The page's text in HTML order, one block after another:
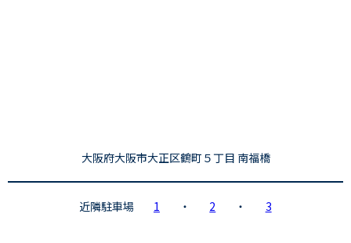
大阪府大阪市大正区鶴町５丁目 南福橋
近隣駐車場 1 ・ 2 ・ 3